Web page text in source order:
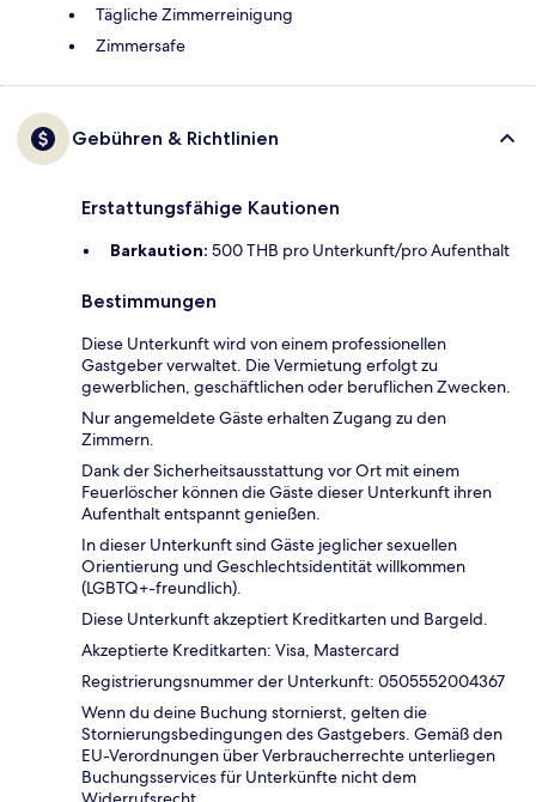
Tägliche Zimmerreinigung
Zimmersafe
Gebühren & Richtlinien
Erstattungsfähige Kautionen
Barkaution: 500 THB pro Unterkunft/pro Aufenthalt
Bestimmungen
Diese Unterkunft wird von einem professionellen
Gastgeber verwaltet. Die Vermietung erfolgt zu
gewerblichen, geschäftlichen oder beruflichen Zwecken.
Nur angemeldete Gäste erhalten Zugang zu den
Zimmern.
Dank der Sicherheitsausstattung vor Ort mit einem
Feuerlöscher können die Gäste dieser Unterkunft ihren
Aufenthalt entspannt genießen.
In dieser Unterkunft sind Gäste jeglicher sexuellen
Orientierung und Geschlechtsidentität willkommen
(LGBTQ+-freundlich).
Diese Unterkunft akzeptiert Kreditkarten und Bargeld.
Akzeptierte Kreditkarten: Visa, Mastercard
Registrierungsnummer der Unterkunft: 0505552004367
Wenn du deine Buchung stornierst, gelten die
Stornierungsbedingungen des Gastgebers. Gemäß den
EU-Verordnungen über Verbraucherrechte unterliegen
Buchungsservices für Unterkünfte nicht dem